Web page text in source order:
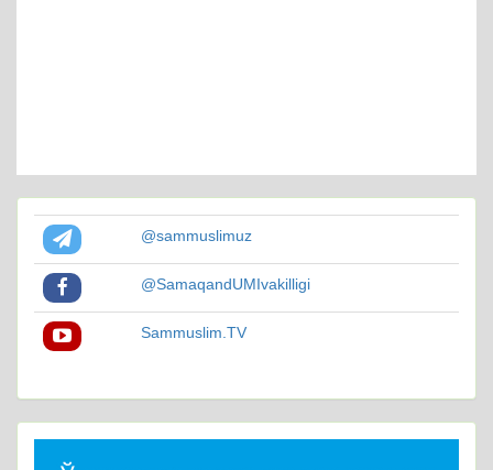
@sammuslimuz
@SamaqandUMIvakilligi
Sammuslim.TV